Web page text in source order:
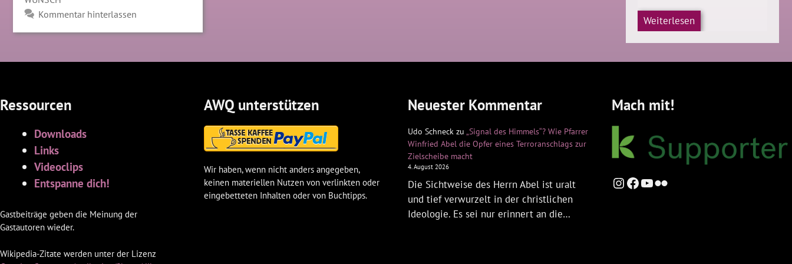
Kommentar hinterlassen
Weiterlesen
Ressourcen
Downloads
Links
Videoclips
Entspanne dich!
Gastbeiträge geben die Meinung der
Gastautoren wieder.
Wikipedia-Zitate werden unter der Lizenz
AWQ unterstützen
Wir haben, wenn nicht anders angegeben,
keinen materiellen Nutzen von verlinkten oder
eingebetteten Inhalten oder von Buchtipps.
Neuester Kommentar
Udo Schneck zu „Signal des Himmels“? Wie Pfarrer
Winfried Abel die Opfer eines Terroranschlags zur
Zielscheibe macht
4. August 2026
Die Sichtweise des Herrn Abel ist uralt
und tief verwurzelt in der christlichen
Ideologie. Es sei nur erinnert an die…
Mach mit!
Instagram
Facebook
YouTube
Flickr